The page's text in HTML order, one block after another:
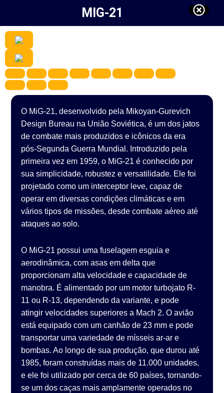
MIG-21
O MiG-21, desenvolvido pela Mikoyan-Gurevich
Design Bureau na União Soviética, é um dos jatos
de combate mais produzidos e icônicos da era
pós-Segunda Guerra Mundial. Introduzido pela
primeira vez em 1959, o MiG-21 é conhecido por
sua simplicidade, robustez e versatilidade. Ele foi
projetado como um interceptor leve, capaz de
operar em diversas condições climáticas e em
vários tipos de missões, desde combate aéreo até
ataques ao solo.
O MiG-21 possui uma fuselagem esguia e
aerodinâmica, com asas em delta que
proporcionam alta velocidade e capacidade de
manobra. É alimentado por um motor turbojato R-
11 ou R-13, dependendo da variante, e pode
atingir velocidades superiores a Mach 2. O avião
está equipado com um canhão de 23 mm e pode
transportar uma variedade de mísseis ar-ar e
bombas. Ao longo de sua produção, que durou até
1985, foram construídas mais de 11.000 unidades,
e ele foi utilizado por cerca de 60 países, tornando-
se um dos caças mais amplamente operados no